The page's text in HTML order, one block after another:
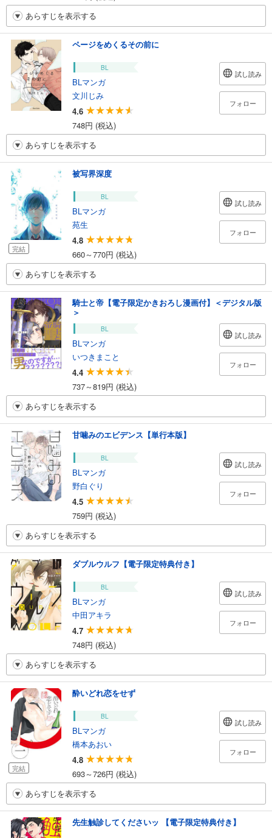
あらすじを表示する
ページをめくるその前に
BL
BLマンガ
文川じみ
4.6
748円 (税込)
試し読み
フォロー
あらすじを表示する
完結
被写界深度
BL
BLマンガ
苑生
4.8
660～770円 (税込)
試し読み
フォロー
あらすじを表示する
騎士と帝【電子限定かきおろし漫画付】＜デジタル版
＞
BL
BLマンガ
いつきまこと
4.4
737～819円 (税込)
試し読み
フォロー
あらすじを表示する
甘噛みのエビデンス【単行本版】
BL
BLマンガ
野白ぐり
4.5
759円 (税込)
試し読み
フォロー
あらすじを表示する
ダブルウルフ【電子限定特典付き】
BL
BLマンガ
中田アキラ
4.7
748円 (税込)
試し読み
フォロー
あらすじを表示する
完結
酔いどれ恋をせず
BL
BLマンガ
橋本あおい
4.8
693～726円 (税込)
試し読み
フォロー
あらすじを表示する
先生触診してくださいッ 【電子限定特典付き】